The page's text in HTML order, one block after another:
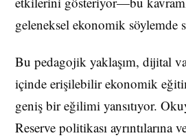
geleneksel ekonomik söylemde
Bu pedagojik yaklaşım, dijital
içinde erişilebilir ekonomik
geniş bir eğilimi yansıtıyor.
Reserve politikası ayrıntılarına